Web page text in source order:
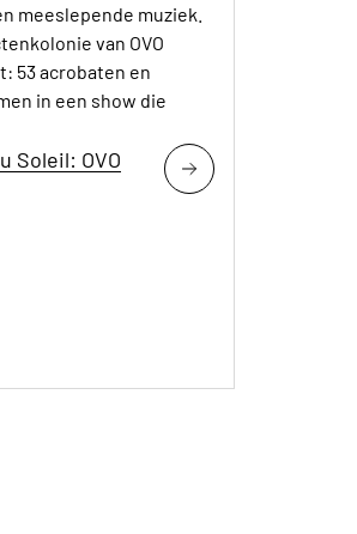
meeslepende muziek.
van OVO
53 acrobaten en
in een show die
Soleil: OVO